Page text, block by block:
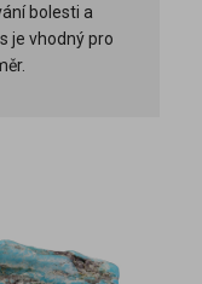
bolesti a
je vhodný pro